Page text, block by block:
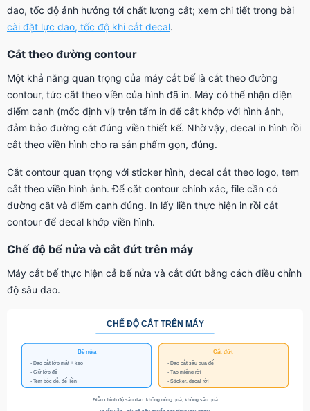
dao, tốc độ ảnh hưởng tới chất lượng cắt; xem chi tiết trong bài
cài đặt lực dao, tốc độ khi cắt decal.
Cắt theo đường contour
Một khả năng quan trọng của máy cắt bế là cắt theo đường
contour, tức cắt theo viền của hình đã in. Máy có thể nhận diện
điểm canh (mốc định vị) trên tấm in để cắt khớp với hình ảnh,
đảm bảo đường cắt đúng viền thiết kế. Nhờ vậy, decal in hình rồi
cắt theo viền hình cho ra sản phẩm gọn, đúng.
Cắt contour quan trọng với sticker hình, decal cắt theo logo, tem
cắt theo viền hình ảnh. Để cắt contour chính xác, file cần có
đường cắt và điểm canh đúng. In lấy liền thực hiện in rồi cắt
contour để decal khớp viền hình.
Chế độ bế nửa và cắt đứt trên máy
Máy cắt bế thực hiện cả bế nửa và cắt đứt bằng cách điều chỉnh
độ sâu dao.